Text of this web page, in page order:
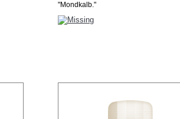
"Mondkalb."